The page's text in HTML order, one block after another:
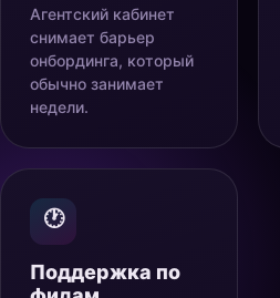
Агентский кабинет
снимает барьер
онбординга, который
обычно занимает
недели.
🕐
Поддержка по